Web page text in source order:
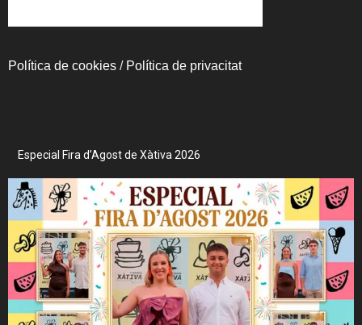
Política de cookies / Política de privacitat
Especial Fira d’Agost de Xàtiva 2026